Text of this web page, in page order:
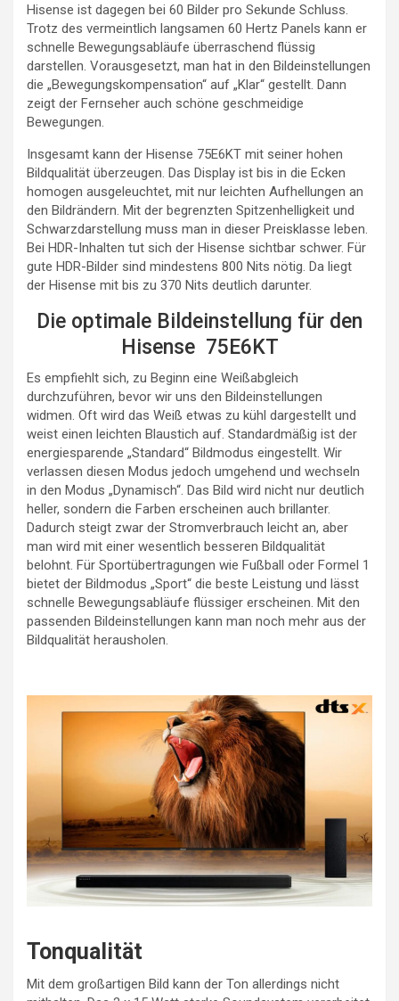
Hisense ist dagegen bei 60 Bilder pro Sekunde Schluss.
Trotz des vermeintlich langsamen 60 Hertz Panels kann er
schnelle Bewegungsabläufe überraschend flüssig
darstellen. Vorausgesetzt, man hat in den Bildeinstellungen
die „Bewegungskompensation“ auf „Klar“ gestellt. Dann
zeigt der Fernseher auch schöne geschmeidige
Bewegungen.
Insgesamt kann der Hisense 75E6KT mit seiner hohen
Bildqualität überzeugen. Das Display ist bis in die Ecken
homogen ausgeleuchtet, mit nur leichten Aufhellungen an
den Bildrändern. Mit der begrenzten Spitzenhelligkeit und
Schwarzdarstellung muss man in dieser Preisklasse leben.
Bei HDR-Inhalten tut sich der Hisense sichtbar schwer. Für
gute HDR-Bilder sind mindestens 800 Nits nötig. Da liegt
der Hisense mit bis zu 370 Nits deutlich darunter.
Die optimale Bildeinstellung für den
Hisense 75E6KT
Es empfiehlt sich, zu Beginn eine Weißabgleich
durchzuführen, bevor wir uns den Bildeinstellungen
widmen. Oft wird das Weiß etwas zu kühl dargestellt und
weist einen leichten Blaustich auf. Standardmäßig ist der
energiesparende „Standard“ Bildmodus eingestellt. Wir
verlassen diesen Modus jedoch umgehend und wechseln
in den Modus „Dynamisch“. Das Bild wird nicht nur deutlich
heller, sondern die Farben erscheinen auch brillanter.
Dadurch steigt zwar der Stromverbrauch leicht an, aber
man wird mit einer wesentlich besseren Bildqualität
belohnt. Für Sportübertragungen wie Fußball oder Formel 1
bietet der Bildmodus „Sport“ die beste Leistung und lässt
schnelle Bewegungsabläufe flüssiger erscheinen. Mit den
passenden Bildeinstellungen kann man noch mehr aus der
Bildqualität herausholen.
Tonqualität
Mit dem großartigen Bild kann der Ton allerdings nicht